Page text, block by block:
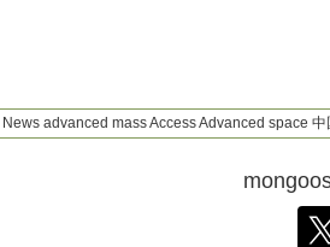
News advanced mass Access Advanced space